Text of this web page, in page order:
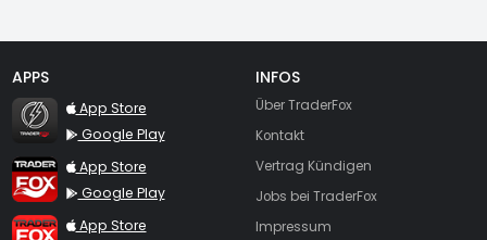
APPS
TraderFox Flash
App Store
Google Play
TraderFox App
App Store
Google Play
TraderFox Pro
App Store
INFOS
Über TraderFox
Kontakt
Vertrag Kündigen
Jobs bei TraderFox
Impressum